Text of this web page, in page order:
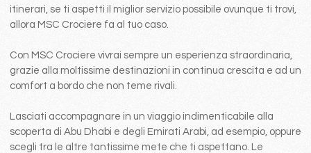
itinerari, se ti aspetti il miglior servizio possibile ovunque ti trovi,
allora MSC Crociere fa al tuo caso.
Con MSC Crociere vivrai sempre un esperienza straordinaria,
grazie alla moltissime destinazioni in continua crescita e ad un
comfort a bordo che non teme rivali.
Lasciati accompagnare in un viaggio indimenticabile alla
scoperta di Abu Dhabi e degli Emirati Arabi, ad esempio, oppure
scegli tra le altre tantissime mete che ti aspettano. Le